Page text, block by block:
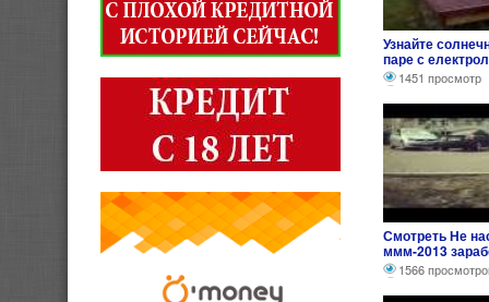
Узнайте
паре с
котлами !.
1451 просмотр
Смотреть Не
ммм-2013
1566